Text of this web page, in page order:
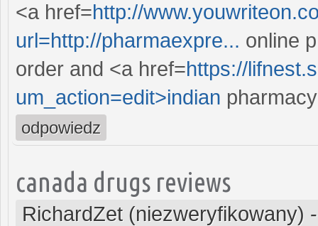
<a href=http://
url=http://pharmaexpre... online
order and <a href=https://
um_action=edit>indian
odpowiedz
canada drugs reviews
RichardZet (niezweryfikowany)